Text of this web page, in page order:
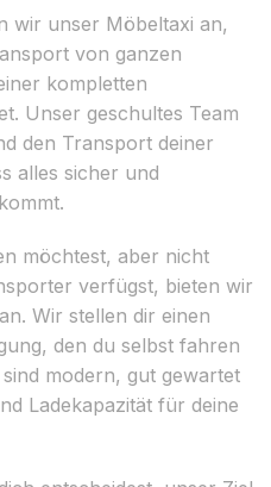
wir unser Möbeltaxi an,
von ganzen
kompletten
Unser geschultes Team
den Transport deiner
alles sicher und
möchtest, aber nicht
verfügst, bieten wir
Wir stellen dir einen
den du selbst fahren
modern, gut gewartet
Ladekapazität für deine